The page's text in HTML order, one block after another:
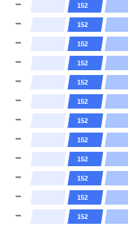
152
152
152
152
152
152
152
152
152
152
152
152